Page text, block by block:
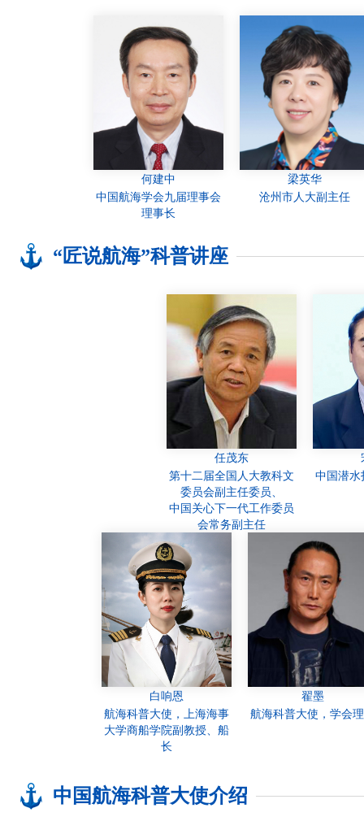
何建中
中国航海学会九届理事会
理事长
梁英华
沧州市人大副主任
“匠说航海”科普讲座
任茂东
第十二届全国人大教科文
委员会副主任委员、
中国关心下一代工作委员
会常务副主任
中国潜水
白响恩
航海科普大使，上海海事
大学商船学院副教授、船
长
翟墨
航海科普大使，学会
中国航海科普大使介绍